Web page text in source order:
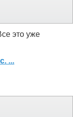
это уже
...